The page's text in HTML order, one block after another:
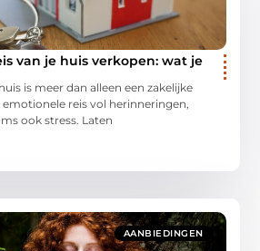
van je huis verkopen: wat je
is meer dan alleen een zakelijke
reis vol herinneringen,
ook stress. Laten
AANBIEDINGEN